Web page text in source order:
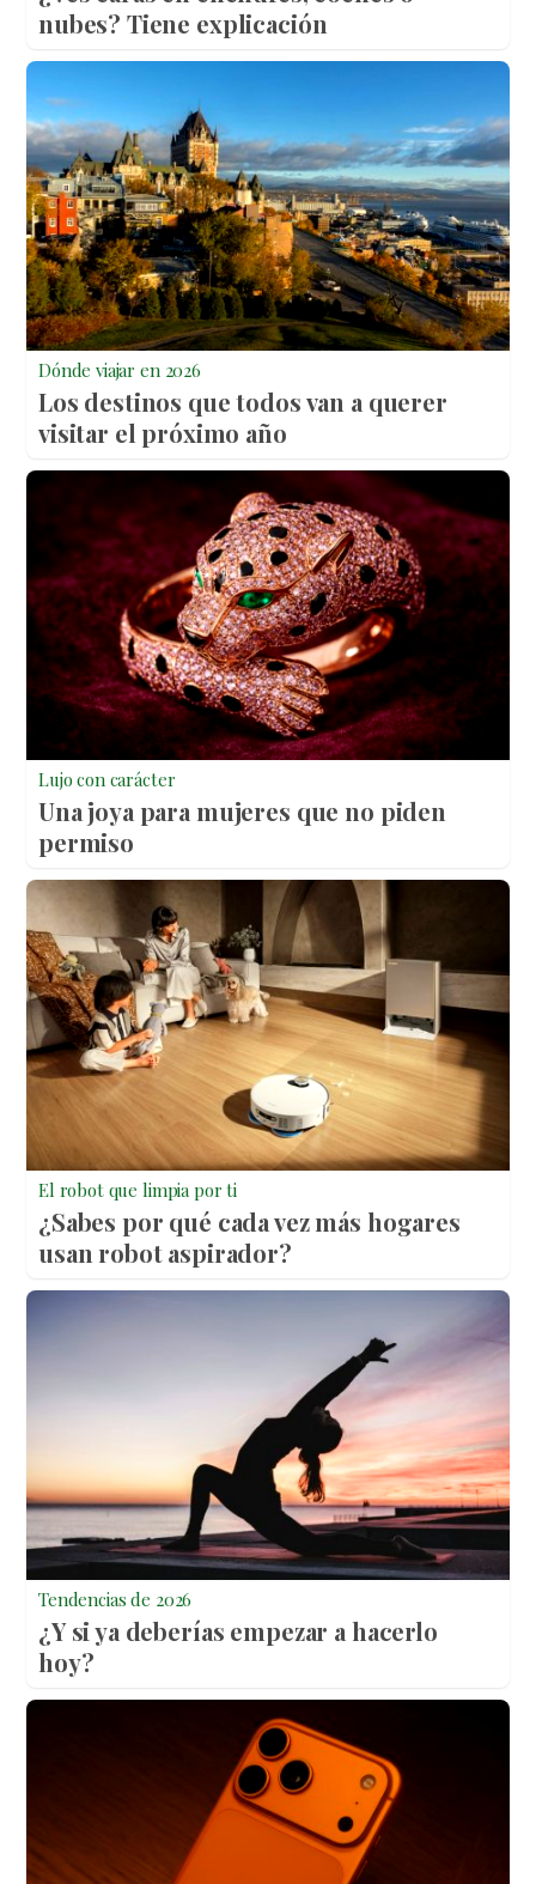
nubes? Tiene explicación
Dónde viajar en 2026
Los destinos que todos van a querer
visitar el próximo año
Lujo con carácter
Una joya para mujeres que no piden
permiso
El robot que limpia por ti
¿Sabes por qué cada vez más hogares
usan robot aspirador?
Tendencias de 2026
¿Y si ya deberías empezar a hacerlo
hoy?